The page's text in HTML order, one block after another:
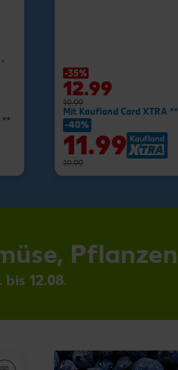
**
-35%
12.99
19.99
Mit Kaufland Card XTRA **
-40%
11.99
19.99
Pflanzen
12.08.